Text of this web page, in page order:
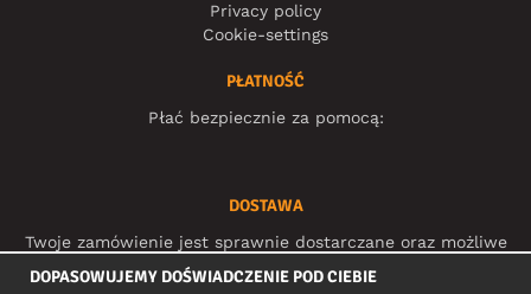
Privacy policy
Cookie-settings
PŁATNOŚĆ
Płać bezpiecznie za pomocą:
DOSTAWA
Twoje zamówienie jest sprawnie dostarczane oraz możliwe
do śledzenia dzięki:
DOPASOWUJEMY DOŚWIADCZENIE POD CIEBIE